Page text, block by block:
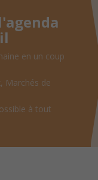
en un coup
Marchés de
à tout